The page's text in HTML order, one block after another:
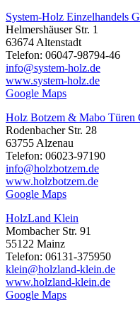
System-Holz Einzelhandels
Helmershäuser Str. 1
63674 Altenstadt
Telefon: 06047-98794-46
info@system-holz.de
www.system-holz.de
Google Maps
Holz Botzem & Mabo Türen
Rodenbacher Str. 28
63755 Alzenau
Telefon: 06023-97190
info@holzbotzem.de
www.holzbotzem.de
Google Maps
HolzLand Klein
Mombacher Str. 91
55122 Mainz
Telefon: 06131-375950
klein@holzland-klein.de
www.holzland-klein.de
Google Maps